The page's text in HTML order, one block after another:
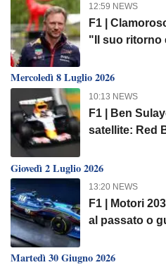
12:59 NEWS
F1 |
"Il suo ritorno
Mercoledì 8 Luglio 2026
10:13 NEWS
F1 | Ben
satellite: Red
Giovedì 2 Luglio 2026
13:20 NEWS
F1 | Motori
al passato o
Martedì 30 Giugno 2026